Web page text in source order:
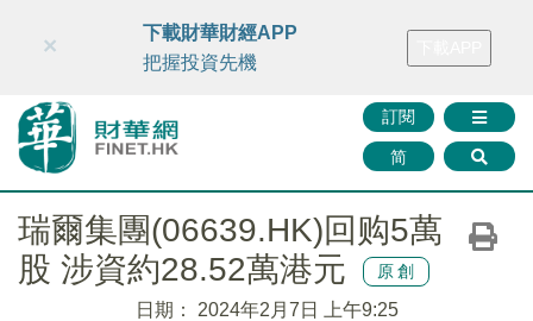
財華智庫網 FINTV FINMETA 財華證券 媒體矩陣
訂閱
简
×
下載財華財經APP
把握投資先機
瑞爾集團(06639.HK)回购5萬
股 涉資約28.52萬港元
原創
日期： 2024年2月7日 上午9:25